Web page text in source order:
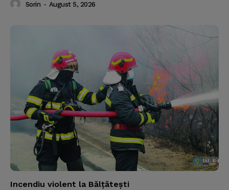
Sorin - August 5, 2026
Incendiu violent la Bălţăteşti